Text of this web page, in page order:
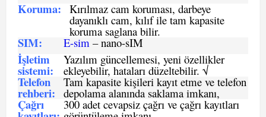
Koruma: Kırılmaz cam koruması, darbeye
dayanıklı cam, kılıf ile tam kapasite
koruma saglana bilir.
SIM: E-sim – nano-sIM
İşletim
sistemi:
Yazılım güncellemesi, yeni özellikler
ekleyebilir, hataları düzeltebilir. √
Telefon
rehberi:
Tam kapasite kişileri kayıt etme ve telefon
depolama alanında saklama imkanı,
Çağrı 300 adet cevapsiz çağrı ve çağrı kayıtları